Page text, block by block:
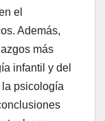
el
Además,
más
infantil y del
psicología